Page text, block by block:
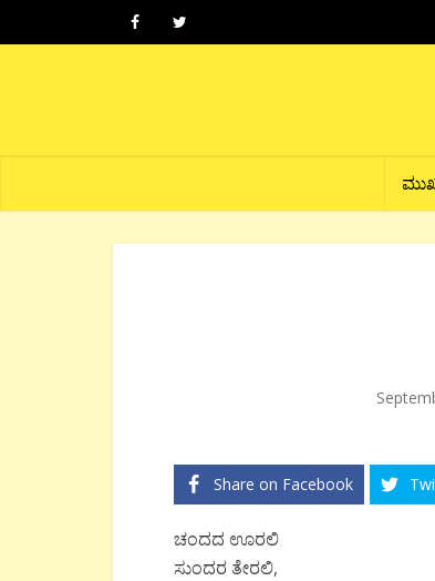
Share on Facebook
ಚಂದದ ಊರಲಿ
ಸುಂದರ ತೇರಲಿ,